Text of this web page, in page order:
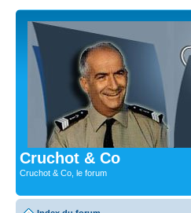
Cruchot & Co
Cruchot & Co, le forum